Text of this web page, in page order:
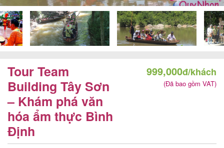
Tour
Phú
Yên
Tour
trong
nước
Tour Team
Building Tây Sơn
– Khám phá văn
hóa ẩm thực Bình
Định
999,000đ/khách
(Đã bao gồm VAT)